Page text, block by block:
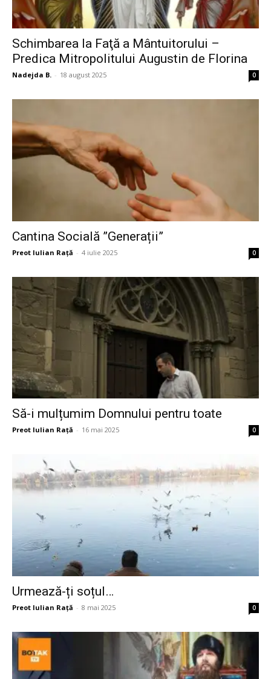
Schimbarea la Faţă a Mântuitorului –
Predica Mitropolitului Augustin de Florina
Nadejda B. - 18 august 2025 0
Cantina Socială ”Generații”
Preot Iulian Raţă - 4 iulie 2025 0
Să-i mulțumim Domnului pentru toate
Preot Iulian Raţă - 16 mai 2025 0
Urmează-ți soțul…
Preot Iulian Raţă - 8 mai 2025 0